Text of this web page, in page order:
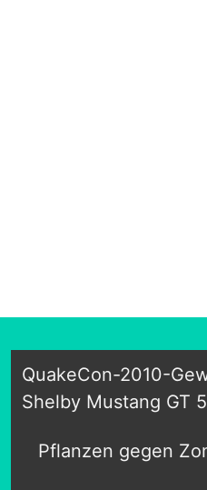
QuakeCon-2010-
Shelby Mustang GT
Pflanzen gegen